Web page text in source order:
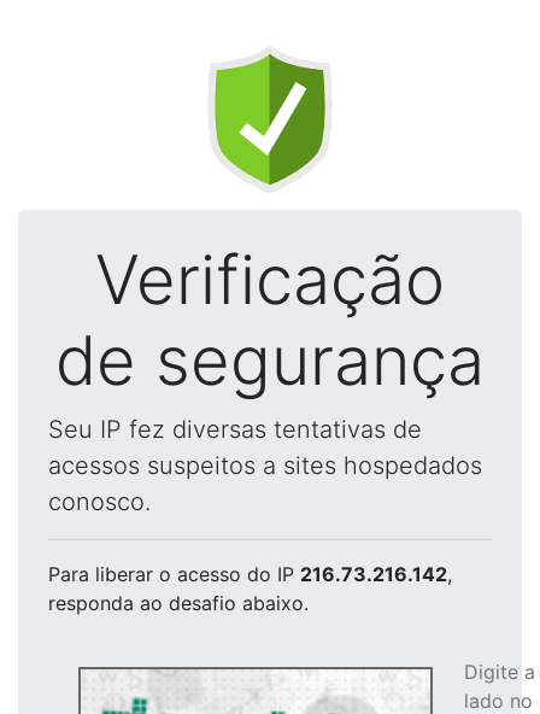
Verificação
de segurança
Seu IP fez diversas tentativas de
acessos suspeitos a sites hospedados
conosco.
Para liberar o acesso do IP 216.73.216.142,
responda ao desafio abaixo.
Digite
lado no